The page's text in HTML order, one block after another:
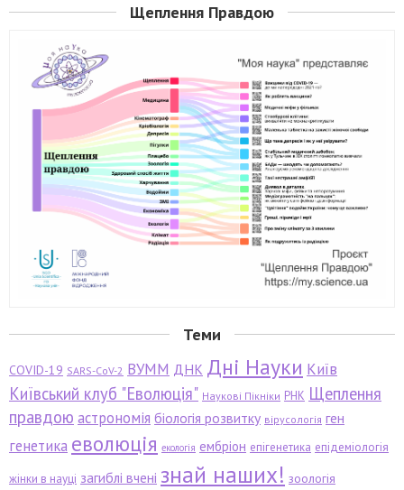
Щеплення Правдою
Теми
COVID-19 SARS-CoV-2 ВУММ ДНК Дні Науки Київ
Київський клуб "Еволюція" Наукові Пікніки РНК Щеплення
правдою астрономія біологія розвитку вірусологія ген
генетика еволюція екологія ембріон епігенетика епідеміологія
жінки в науці загиблі вчені знай наших! зоологія